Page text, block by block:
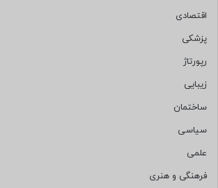
اقتصادی
پزشکی
رپورتاژ
زیبایی
ساختمان
سیاسی
علمی
فرهنگی و هنری